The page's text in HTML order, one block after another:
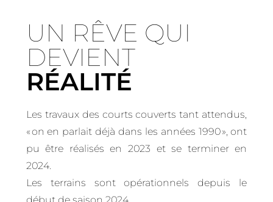
UN RÊVE QUI
DEVIENT
RÉALITÉ
Les travaux des courts couverts tant attendus,
« on en parlait déjà dans les années 1990 », ont
pu être réalisés en 2023 et se terminer en
2024.
Les terrains sont opérationnels depuis le